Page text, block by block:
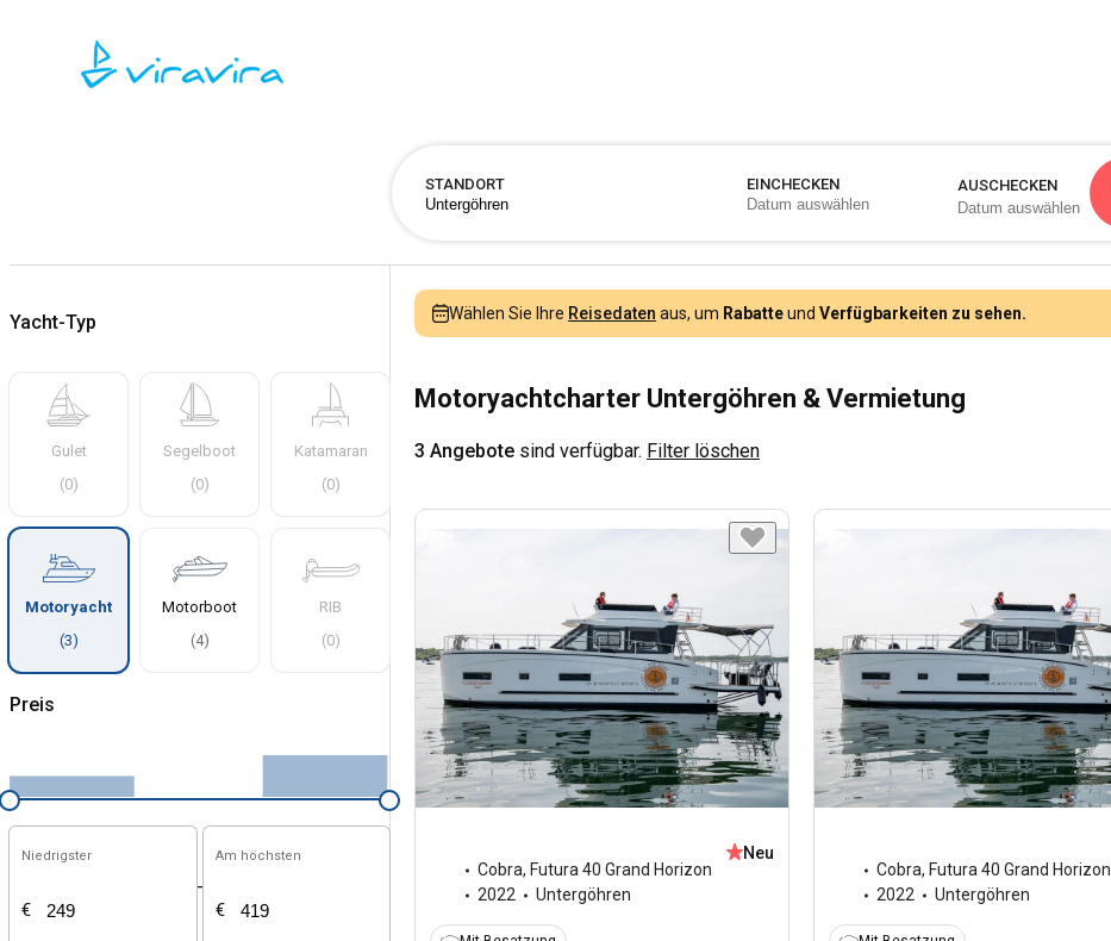
STANDORT EINCHECKEN AUSCHECKEN
Yacht-Typ
Gulet
(0)
Segelboot
(0)
Katamaran
(0)
Motoryacht
(3)
Motorboot
(4)
RIB
(0)
Preis
Niedrigster
€
-
Am höchsten
€
Wählen Sie Ihre Reisedaten aus, um Rabatteund Verfügbarkeiten zu sehen.
Motoryachtcharter Untergöhren & Vermietung
3 Angebote sind verfügbar. Filter löschen
Cobra, Futura 40 Grand Horizon
2022
Untergöhren
Neu
Cobra, Futura 40 Grand Horizon
2022
Untergöhren